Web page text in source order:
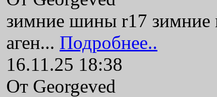
зимние шины r17
аген... Подробнее..
16.11.25 18:38
От Georgeved